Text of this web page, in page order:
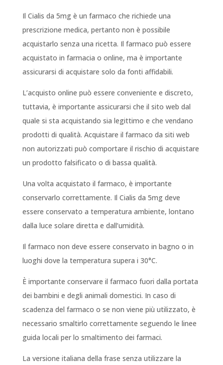
Il Cialis da 5mg è un farmaco che richiede una
prescrizione medica, pertanto non è possibile
acquistarlo senza una ricetta. Il farmaco può essere
acquistato in farmacia o online, ma è importante
assicurarsi di acquistare solo da fonti affidabili.
L’acquisto online può essere conveniente e discreto,
tuttavia, è importante assicurarsi che il sito web dal
quale si sta acquistando sia legittimo e che vendano
prodotti di qualità. Acquistare il farmaco da siti web
non autorizzati può comportare il rischio di acquistare
un prodotto falsificato o di bassa qualità.
Una volta acquistato il farmaco, è importante
conservarlo correttamente. Il Cialis da 5mg deve
essere conservato a temperatura ambiente, lontano
dalla luce solare diretta e dall’umidità.
Il farmaco non deve essere conservato in bagno o in
luoghi dove la temperatura supera i 30°C.
È importante conservare il farmaco fuori dalla portata
dei bambini e degli animali domestici. In caso di
scadenza del farmaco o se non viene più utilizzato, è
necessario smaltirlo correttamente seguendo le linee
guida locali per lo smaltimento dei farmaci.
La versione italiana della frase senza utilizzare la